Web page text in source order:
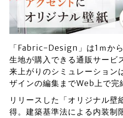
「Fabric-Design」は1ｍか
生地が購入できる通販サービ
来上がりのシミュレーション
ザインの編集までWeb上で完
リリースした「オリジナル壁
得。建築基準法による内装制